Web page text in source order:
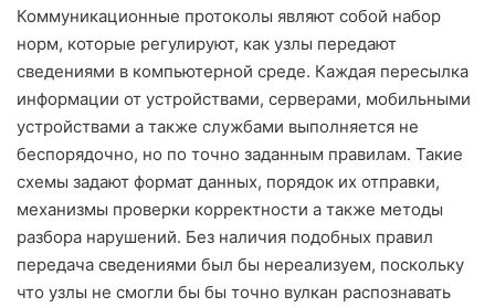
Коммуникационные протоколы являют собой набор
норм, которые регулируют, как узлы передают
сведениями в компьютерной среде. Каждая пересылка
информации от устройствами, серверами, мобильными
устройствами а также службами выполняется не
беспорядочно, но по точно заданным правилам. Такие
схемы задают формат данных, порядок их отправки,
механизмы проверки корректности а также методы
разбора нарушений. Без наличия подобных правил
передача сведениями был бы нереализуем, поскольку
что узлы не смогли бы бы точно вулкан распознавать